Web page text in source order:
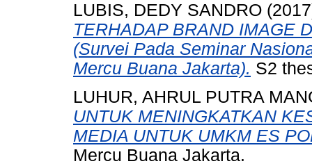
LUBIS, DEDY SANDRO
TERHADAP BRAND IMAGE
(Survei Pada Seminar
Mercu Buana Jakarta). S2
LUHUR, AHRUL PUTRA
UNTUK MENINGKATKAN
MEDIA UNTUK UMKM ES
Mercu Buana Jakarta.